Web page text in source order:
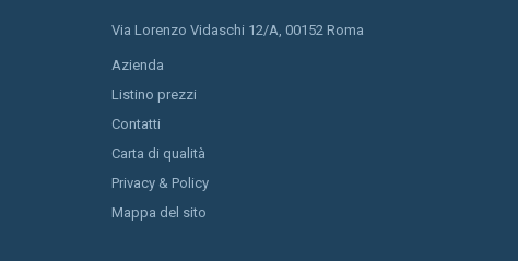
Via Lorenzo Vidaschi 12/A, 00152 Roma
Azienda
Listino prezzi
Contatti
Carta di qualità
Privacy & Policy
Mappa del sito